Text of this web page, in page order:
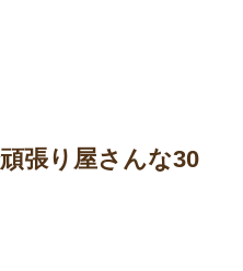
張り屋さんな30